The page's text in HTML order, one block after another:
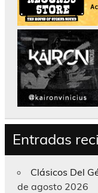
Entradas
Clásicos Del
de agosto 2026